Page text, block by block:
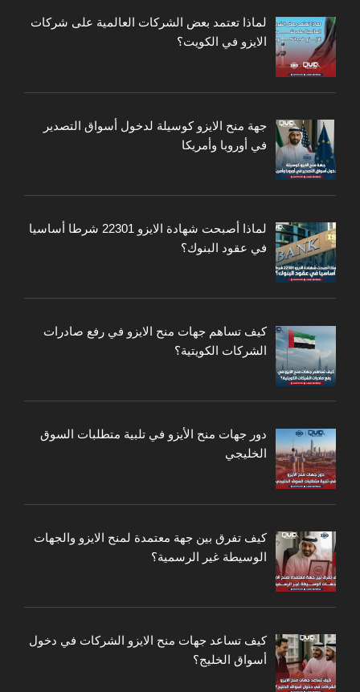
لماذا تعتمد بعض الشركات العالمية على شركات
الايزو في الكويت؟
جهة منح الايزو كوسيلة لدخول أسواق التصدير
في أوروبا وأمريكا
لماذا أصبحت شهادة الايزو 22301 شرطا أساسيا
في عقود البنوك؟
كيف تساهم جهات منح الايزو في رفع صادرات
الشركات الكويتية؟
دور جهات منح الأيزو في تلبية متطلبات السوق
الخليجي
كيف تفرق بين جهة معتمدة لمنح الايزو والجهات
الوسيطة غير الرسمية؟
كيف تساعد جهات منح الايزو الشركات في دخول
أسواق الخليج؟